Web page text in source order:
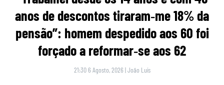
anos de descontos tiraram‑me 18% da
pensão”: homem despedido aos 60 foi
forçado a reformar‑se aos 62
21:30 6 Agosto, 2026 |João Luís